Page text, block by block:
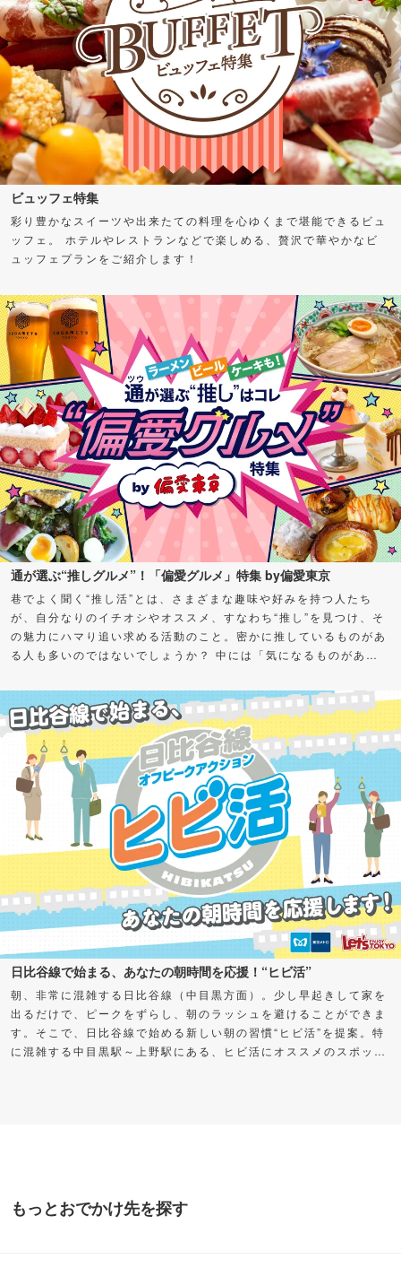
ビュッフェ特集
彩り豊かなスイーツや出来たての料理を心ゆくまで堪能できるビュ
ッフェ。 ホテルやレストランなどで楽しめる、贅沢で華やかなビ
ュッフェプランをご紹介します！
通が選ぶ“推しグルメ”！「偏愛グルメ」特集 by偏愛東京
巷でよく聞く“推し活”とは、さまざまな趣味や好みを持つ人たち
が、自分なりのイチオシやオススメ、すなわち“推し”を見つけ、そ
の魅力にハマり追い求める活動のこと。密かに推しているものがあ
る人も多いのではないでしょうか？ 中には「気になるものがある
けたい！」とお悩みの方もいるかもしれません。 そこで今回、さ
まざまなグルメの“通（ツウ）”に“推し”をアンケート！愛してやま
ない、超オススメスポット＆グルメを聞いちゃいました。気になる
カテゴリーがあったら、ぜひチェックしてみてくださいね。
日比谷線で始まる、あなたの朝時間を応援！“ヒビ活”
朝、非常に混雑する日比谷線（中目黒方面）。少し早起きして家を
出るだけで、ピークをずらし、朝のラッシュを避けることができま
す。そこで、日比谷線で始める新しい朝の習慣“ヒビ活”を提案。特
に混雑する中目黒駅～上野駅にある、ヒビ活にオススメのスポット
もっとおでかけ先を探す